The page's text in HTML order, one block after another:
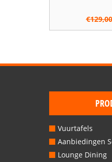
€129,00
Vuurtafels
Aanbiedingen
Lounge Dining